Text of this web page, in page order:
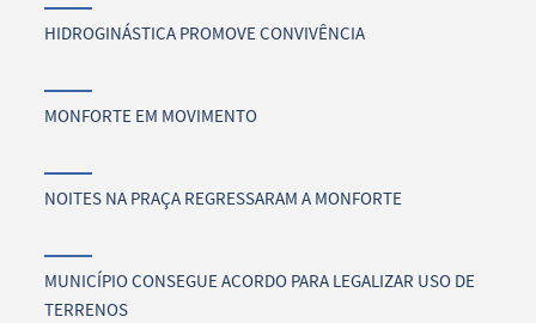
HIDROGINÁSTICA PROMOVE CONVIVÊNCIA
MONFORTE EM MOVIMENTO
NOITES NA PRAÇA REGRESSARAM A MONFORTE
MUNICÍPIO CONSEGUE ACORDO PARA LEGALIZAR USO DE
TERRENOS